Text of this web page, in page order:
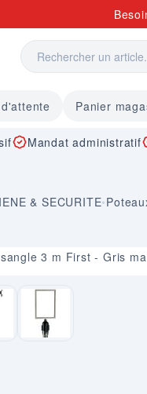
Panier
Mandat administratif
& SECURITE•
3 m First - Gris